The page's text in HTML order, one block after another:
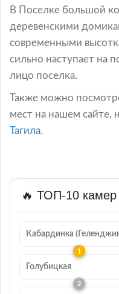
В Поселке большой
деревенскими
современными
сильно наступает на
лицо поселка.
Также можно
мест на нашем сайте,
Тагила.
🔥 ТОП-10 камер
Кабардинка
Голубицкая